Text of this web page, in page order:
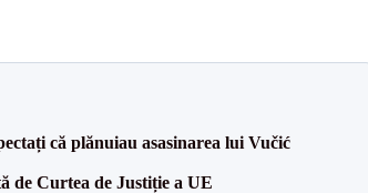
că plănuiau asasinarea lui Vučić
de Curtea de Justiție a UE